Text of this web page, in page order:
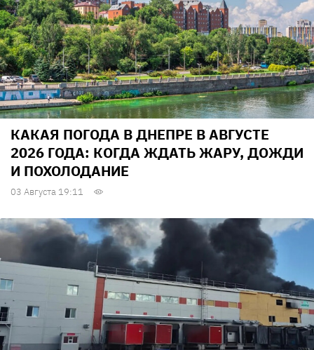
КАКАЯ ПОГОДА В ДНЕПРЕ В АВГУСТЕ
2026 ГОДА: КОГДА ЖДАТЬ ЖАРУ, ДОЖДИ
И ПОХОЛОДАНИЕ
03 Августа 19:11